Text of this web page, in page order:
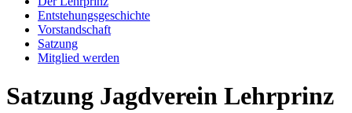
Entstehungsgeschichte
Vorstandschaft
Satzung
Mitglied werden
Satzung Jagdverein Lehrprinz